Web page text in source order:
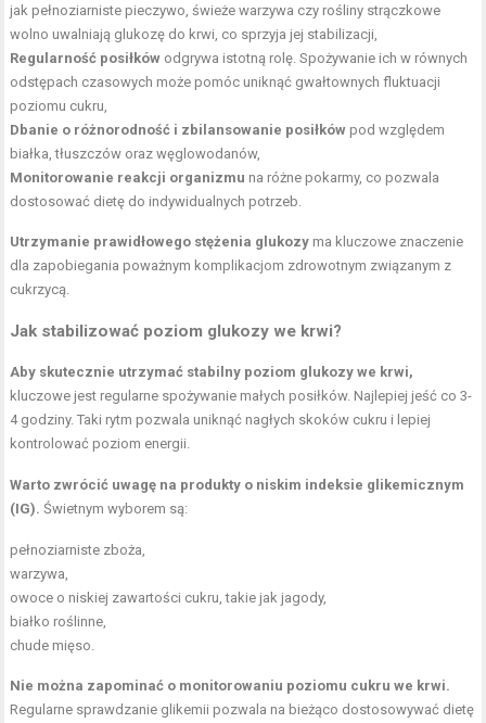
jak pełnoziarniste pieczywo, świeże warzywa czy rośliny strączkowe
wolno uwalniają glukozę do krwi, co sprzyja jej stabilizacji,
Regularność posiłków odgrywa istotną rolę. Spożywanie ich w równych
odstępach czasowych może pomóc uniknąć gwałtownych fluktuacji
poziomu cukru,
Dbanie o różnorodność i zbilansowanie posiłków pod względem
białka, tłuszczów oraz węglowodanów,
Monitorowanie reakcji organizmu na różne pokarmy, co pozwala
dostosować dietę do indywidualnych potrzeb.
Utrzymanie prawidłowego stężenia glukozy ma kluczowe znaczenie
dla zapobiegania poważnym komplikacjom zdrowotnym związanym z
cukrzycą.
Jak stabilizować poziom glukozy we krwi?
Aby skutecznie utrzymać stabilny poziom glukozy we krwi,
kluczowe jest regularne spożywanie małych posiłków. Najlepiej jeść co 3-
4 godziny. Taki rytm pozwala uniknąć nagłych skoków cukru i lepiej
kontrolować poziom energii.
Warto zwrócić uwagę na produkty o niskim indeksie glikemicznym
(IG). Świetnym wyborem są:
pełnoziarniste zboża,
warzywa,
owoce o niskiej zawartości cukru, takie jak jagody,
białko roślinne,
chude mięso.
Nie można zapominać o monitorowaniu poziomu cukru we krwi.
Regularne sprawdzanie glikemii pozwala na bieżąco dostosowywać dietę